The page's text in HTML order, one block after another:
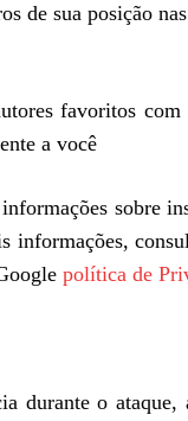
de sua posição
favoritos
a você
sobre
informações,
política de
durante o